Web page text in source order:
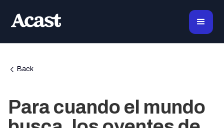
Back
Para cuando el mundo